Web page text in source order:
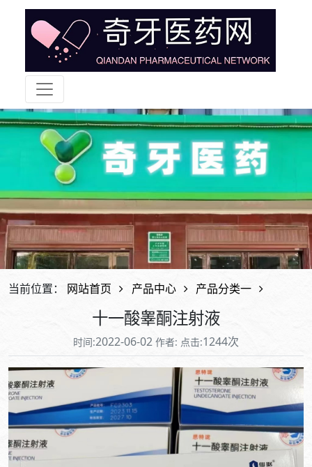
当前位置： 网站首页 产品中心 产品分类一
十一酸睾酮注射液
时间:2022-06-02 作者: 点击:1244次